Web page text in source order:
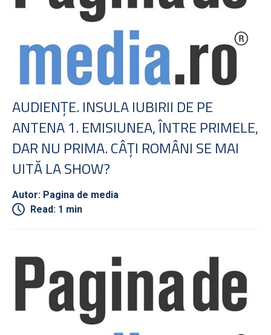
AUDIENŢE. INSULA IUBIRII DE PE
ANTENA 1. EMISIUNEA, ÎNTRE PRIMELE,
DAR NU PRIMA. CÂŢI ROMÂNI SE MAI
UITĂ LA SHOW?
Autor: Pagina de media
Read: 1 min